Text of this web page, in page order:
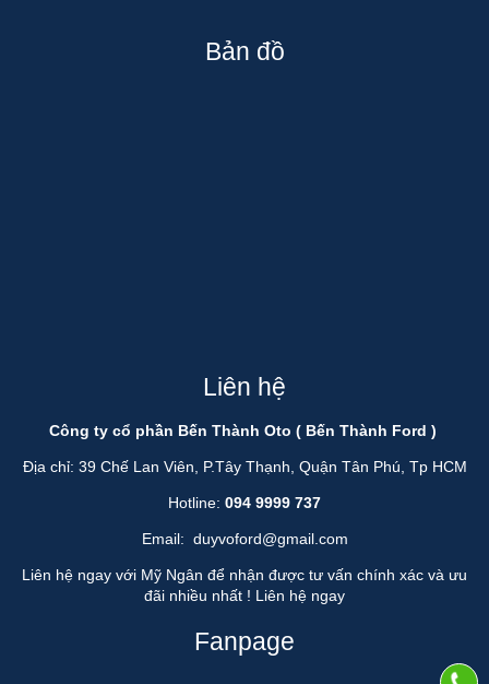
Bản đồ
Liên hệ
Công ty cổ phần Bến Thành Oto ( Bến Thành Ford )
Địa chỉ: 39 Chế Lan Viên, P.Tây Thạnh, Quận Tân Phú, Tp HCM
Hotline: 094 9999 737
Email: duyvoford@gmail.com
Liên hệ ngay với Mỹ Ngân để nhận được tư vấn chính xác và ưu
đãi nhiều nhất ! Liên hệ ngay
Fanpage